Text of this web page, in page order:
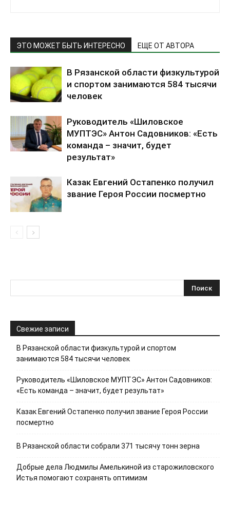
ЭТО МОЖЕТ БЫТЬ ИНТЕРЕСНО ЕЩЕ ОТ АВТОРА
В Рязанской области физкультурой
и спортом занимаются 584 тысячи
человек
Руководитель «Шиловское
МУПТЭС» Антон Садовников: «Есть
команда – значит, будет
результат»
Казак Евгений Остапенко получил
звание Героя России посмертно
Свежие записи
В Рязанской области физкультурой и спортом
занимаются 584 тысячи человек
Руководитель «Шиловское МУПТЭС» Антон Садовников:
«Есть команда – значит, будет результат»
Казак Евгений Остапенко получил звание Героя России
посмертно
В Рязанской области собрали 371 тысячу тонн зерна
Добрые дела Людмилы Амелькиной из старожиловского
Истья помогают сохранять оптимизм